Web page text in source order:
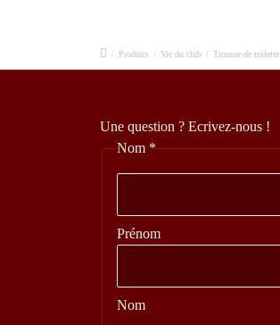
/ Produits / Vie du club / Trousse de toilette
Une question ? Ecrivez-nous !
Nom *
Prénom
Nom